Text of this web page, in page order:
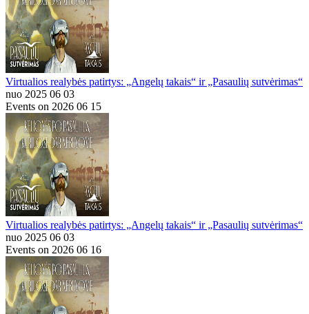
Virtualios realybės patirtys: „Angelų takais“ ir „Pasaulių sutvėrimas“
nuo 2025 06 03
Events on 2026 06 15
Virtualios realybės patirtys: „Angelų takais“ ir „Pasaulių sutvėrimas“
nuo 2025 06 03
Events on 2026 06 16